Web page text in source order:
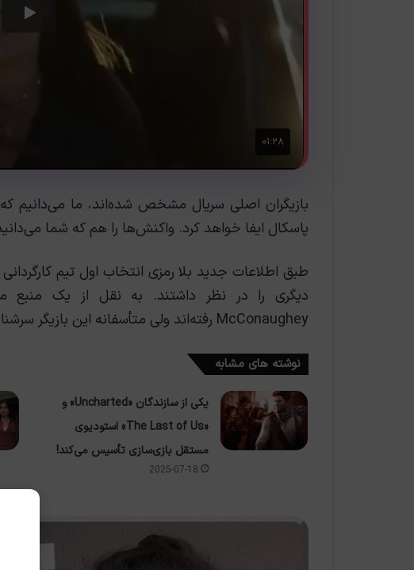
بازیگران اصلی سریال مشخص شده‌اند، ما می‌دانیم
پاسکال ایفا خواهد کرد. واکنش‌ها را هم که شما
طبق اطلاعات جدید بلا رمزی انتخاب اول تیم
McConaughey رفته‌اند ولی متأسفانه این بازیگر سرشناس پیشنهاد را رد کرده است.
نوشته های مشابه
یکی از سازندگان «Uncharted» و
«The Last of Us» استودیوی
مستقل بازی‌سازی تأسیس می‌کند!
2025-07-18